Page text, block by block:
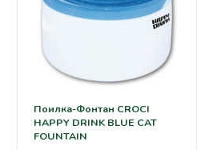
Поилка-Фонтан CROCI
HAPPY DRINK BLUE CAT
FOUNTAIN